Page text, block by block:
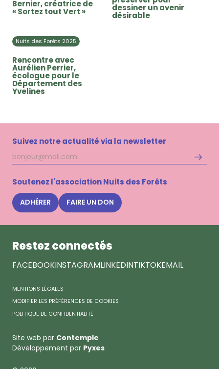
Bernier, créatrice de
« Sortez tout Vert » dessiner un avenir
désirable
Nuits des Forêts 2025
Rencontre avec
Aurélien Perrier,
écologue pour le
Département des
Yvelines
Suivez notre actualité via la newsletter
Adresse
mail
Soutenez l'association Nuits des Forêts
ADHÉRER FAIRE UN DON
Restez connectés
FACEBOOKINSTAGRAMLINKEDINTIKTOKEMAIL
MENTIONS LÉGALES
MODIFIER LES PRÉFÉRENCES DE COOKIES
POLITIQUE DE CONFIDENTIALITÉ
Site web par Contemple
Développement par Pyxes